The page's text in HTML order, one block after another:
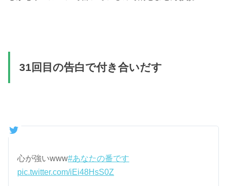
31回目の告白で付き合いだす
心が強いwww#あなたの番です
pic.twitter.com/iEi48HsS0Z